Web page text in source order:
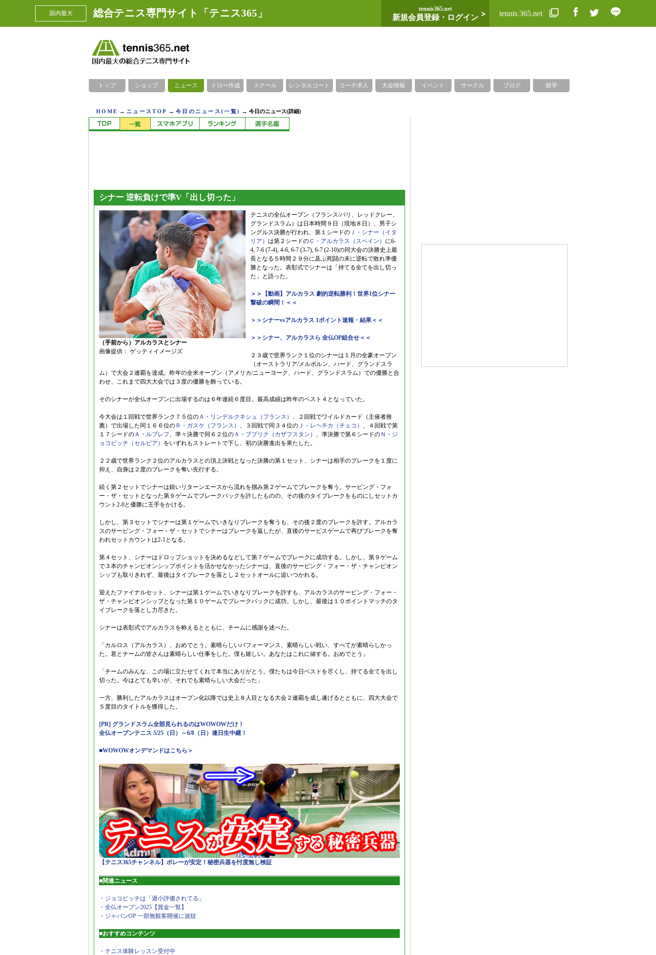
国内最大 総合テニス専門サイト「テニス365」 tennis365.net
新規会員登録・ログイン tennis 365.net
トップ ショップ ニュース ドロー作成 スクール レンタルコート コーチ求人 大会情報 イベント サークル ブログ 留学
HOME → ニュースTOP →今日のニュース(一覧) →今日のニュース(詳細)
シナー 逆転負けで準V「出し切った」
（手前から）アルカラスとシナー
画像提供： ゲッティイメージズ
テニスの全仏オープン（フランス/パリ、レッドクレー、
グランドスラム）は日本時間９日（現地８日）、男子シ
ングルス決勝が行われ、第１シードの Ｊ・シナー（イタ
リア） は第２シードのＣ・アルカラス（スペイン） に6-
4, 7-6 (7-4), 4-6, 6-7 (3-7), 6-7 (2-10)の同大会の決勝史上最
長となる５時間２９分に及ぶ死闘の末に逆転で敗れ準優
勝となった。表彰式でシナーは「持てる全てを出し切っ
た」と語った。
＞＞【動画】アルカラス 劇的逆転勝利！世界1位シナー
撃破の瞬間！＜＜
＞＞シナーvsアルカラス 1ポイント速報・結果＜＜
＞＞シナー、アルカラスら 全仏OP組合せ＜＜
２３歳で世界ランク１位のシナーは１月の全豪オープン
（オーストラリア/メルボルン、ハード、グランドスラ
ム）で大会２連覇を達成。昨年の全米オープン（アメリカ/ニューヨーク、ハード、グランドスラム）での優勝と合
わせ、これまで四大大会では３度の優勝を飾っている。
そのシナーが全仏オープンに出場するのは６年連続６度目。最高成績は昨年のベスト４となっていた。
今大会は１回戦で世界ランク７５位のＡ・リンデルクネシュ（フランス） 、２回戦でワイルドカード（主催者推
薦）で出場した同１６６位の Ｒ・ガスケ（フランス） 、３回戦で同３４位の Ｊ・レヘチカ（チェコ） 、４回戦で第
１７シードのＡ・ルブレフ、準々決勝で同６２位のＡ・ブブリク（カザフスタン） 、準決勝で第６シードの Ｎ・ジ
ョコビッチ（セルビア） をいずれもストレートで下し、初の決勝進出を果たした。
２２歳で世界ランク２位のアルカラスとの頂上決戦となった決勝の第１セット、シナーは相手のブレークを１度に
抑え、自身は２度のブレークを奪い先行する。
続く第２セットでシナーは鋭いリターンエースから流れを掴み第２ゲームでブレークを奪う。サービング・フォ
ー・ザ・セットとなった第９ゲームでブレークバックを許したものの、その後のタイブレークをものにしセットカ
ウント2-0と優勝に王手をかける。
しかし、第３セットでシナーは第１ゲームでいきなりブレークを奪うも、その後２度のブレークを許す。アルカラ
スのサービング・フォー・ザ・セットでシナーはブレークを返したが、直後のサービスゲームで再びブレークを奪
われセットカウントは2-1となる。
第４セット、シナーはドロップショットを決めるなどして第７ゲームでブレークに成功する。しかし、第９ゲーム
で３本のチャンピオンシップポイントを活かせなかったシナーは、直後のサービング・フォー・ザ・チャンピオン
シップも取りきれず、最後はタイブレークを落とし２セットオールに追いつかれる。
迎えたファイナルセット、シナーは第１ゲームでいきなりブレークを許すも、アルカラスのサービング・フォー・
ザ・チャンピオンシップとなった第１０ゲームでブレークバックに成功。しかし、最後は１０ポイントマッチのタ
イブレークを落とし力尽きた。
シナーは表彰式でアルカラスを称えるとともに、チームに感謝を述べた。
「カルロス（アルカラス）、おめでとう。素晴らしいパフォーマンス、素晴らしい戦い、すべてが素晴らしかっ
た。君とチームの皆さんは素晴らしい仕事をした。僕も嬉しい。あなたはこれに値する。おめでとう」
「チームのみんな、この場に立たせてくれて本当にありがとう。僕たちは今日ベストを尽くし、持てる全てを出し
切った。今はとても辛いが、それでも素晴らしい大会だった」
一方、勝利したアルカラスはオープン化以降では史上８人目となる大会２連覇を成し遂げるとともに、四大大会で
５度目のタイトルを獲得した。
[PR] グランドスラム全部見られるのはWOWOWだけ！
全仏オープンテニス 5/25（日）～6/8（日）連日生中継！
■WOWOWオンデマンドはこちら＞
【テニス365チャンネル】ボレーが安定！秘密兵器を忖度無し検証
■関連ニュース
・ジョコビッチは「過小評価されてる」
・全仏オープン2025【賞金一覧】
・ジャパンOP 一部無観客開催に波紋
■おすすめコンテンツ
・テニス体験レッスン受付中